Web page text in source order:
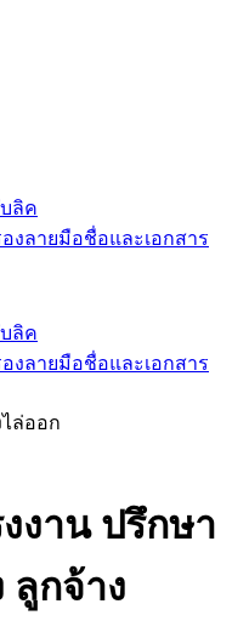
บลิค
งลายมือชื่อและเอกสาร
บลิค
งลายมือชื่อและเอกสาร
งาน ปรึกษา
ลูกจ้าง